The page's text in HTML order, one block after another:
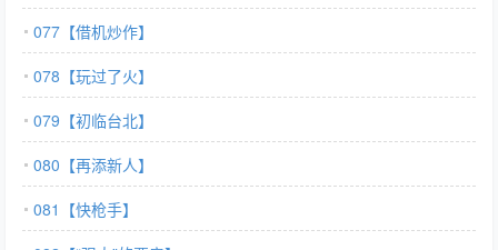
077【借机炒作】
078【玩过了火】
079【初临台北】
080【再添新人】
081【快枪手】